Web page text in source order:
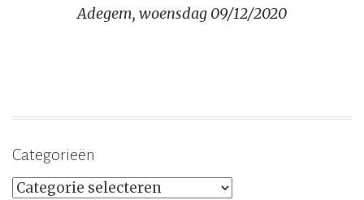
Adegem, woensdag 09/12/2020
Categorieën
Categorieën